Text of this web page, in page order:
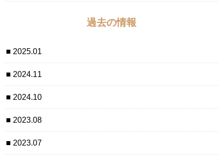
過去の情報
2025.01
2024.11
2024.10
2023.08
2023.07